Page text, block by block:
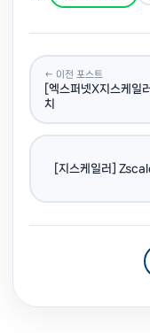
← 이전 포스트
[엑스퍼넷X지스케
치
[지스케일러]